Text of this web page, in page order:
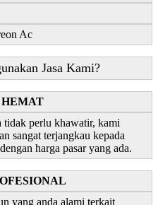
Ac
Jasa Kami?
tidak perlu khawatir, kami
sangat terjangkau kepada
harga pasar yang ada.
yang anda alami terkait